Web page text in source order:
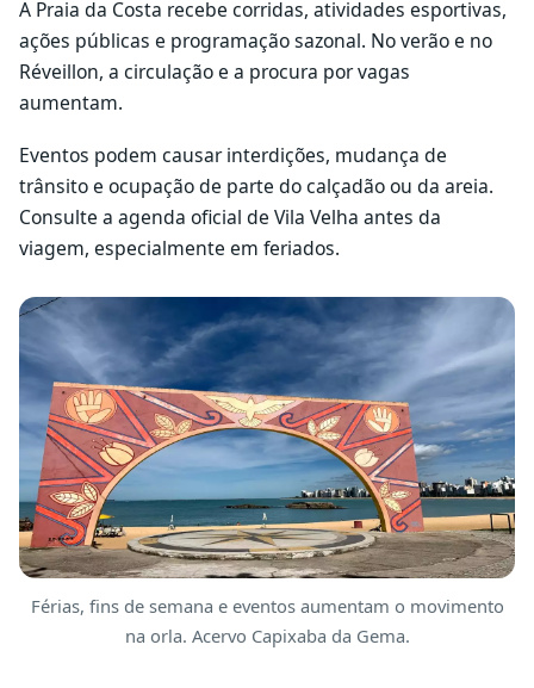
A Praia da Costa recebe corridas, atividades esportivas,
ações públicas e programação sazonal. No verão e no
Réveillon, a circulação e a procura por vagas
aumentam.
Eventos podem causar interdições, mudança de
trânsito e ocupação de parte do calçadão ou da areia.
Consulte a agenda oficial de Vila Velha antes da
viagem, especialmente em feriados.
Férias, fins de semana e eventos aumentam o movimento
na orla. Acervo Capixaba da Gema.